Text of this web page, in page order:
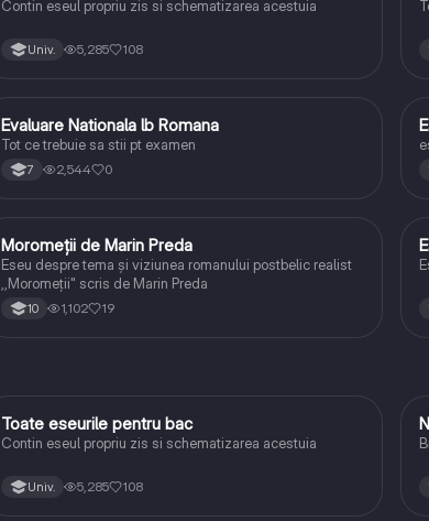
Contin eseul propriu zis si schematizarea acestuia
Univ. 5,285 108
Limba și literatura română
Evaluare Nationala lb Romana
Tot ce trebuie sa stii pt examen
7 2,544 0
Limba și literatura română
Moromeții de Marin Preda
Eseu despre tema și viziunea romanului postbelic realist
,,Moromeții" scris de Marin Preda
10 1,102 19
Limba și literatura română
Toate eseurile pentru bac
Contin eseul propriu zis si schematizarea acestuia
Univ. 5,285 108